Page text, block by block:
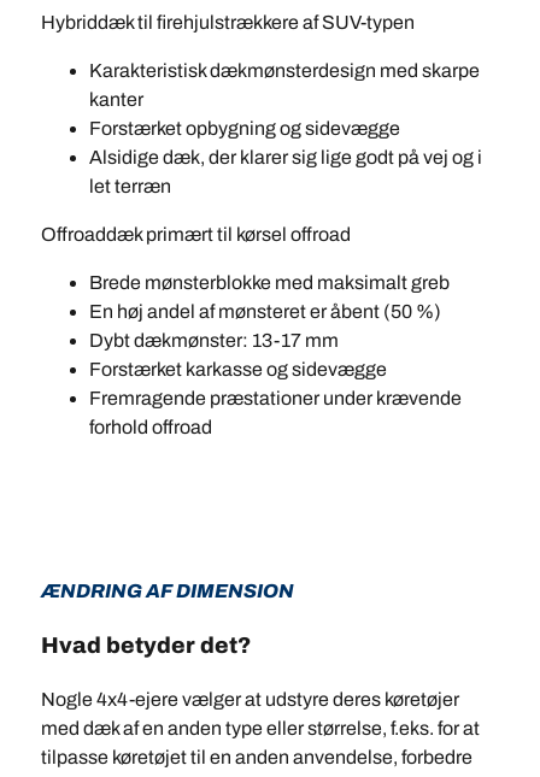
Hybriddæk til firehjulstrækkere af SUV-typen
Karakteristisk dækmønsterdesign med skarpe
kanter
Forstærket opbygning og sidevægge
Alsidige dæk, der klarer sig lige godt på vej og i
let terræn
Offroaddæk primært til kørsel offroad
Brede mønsterblokke med maksimalt greb
En høj andel af mønsteret er åbent (50 %)
Dybt dækmønster: 13-17 mm
Forstærket karkasse og sidevægge
Fremragende præstationer under krævende
forhold offroad
ÆNDRING AF DIMENSION
Hvad betyder det?
Nogle 4x4-ejere vælger at udstyre deres køretøjer
med dæk af en anden type eller størrelse, f.eks. for at
tilpasse køretøjet til en anden anvendelse, forbedre